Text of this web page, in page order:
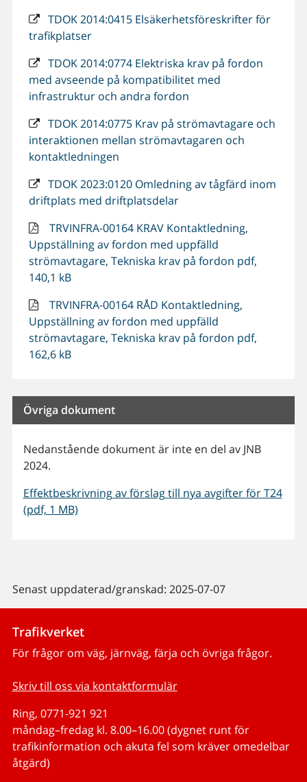
TDOK 2014:0415 Elsäkerhetsföreskrifter för
trafikplatser
TDOK 2014:0774 Elektriska krav på fordon
med avseende på kompatibilitet med
infrastruktur och andra fordon
TDOK 2014:0775 Krav på strömavtagare och
interaktionen mellan strömavtagaren och
kontaktledningen
TDOK 2023:0120 Omledning av tågfärd inom
driftplats med driftplatsdelar
TRVINFRA-00164 KRAV Kontaktledning,
Uppställning av fordon med uppfälld
strömavtagare, Tekniska krav på fordon pdf,
140,1 kB
TRVINFRA-00164 RÅD Kontaktledning,
Uppställning av fordon med uppfälld
strömavtagare, Tekniska krav på fordon pdf,
162,6 kB
Övriga dokument
Nedanstående dokument är inte en del av JNB
2024.
Effektbeskrivning av förslag till nya avgifter för T24
(pdf, 1 MB)
Senast uppdaterad/granskad: 2025-07-07
Trafikverket
För frågor om väg, järnväg, färja och övriga frågor.
Skriv till oss via kontaktformulär
Ring, 0771-921 921
måndag–fredag kl. 8.00–16.00 (dygnet runt för
trafikinformation och akuta fel som kräver omedelbar
åtgärd)